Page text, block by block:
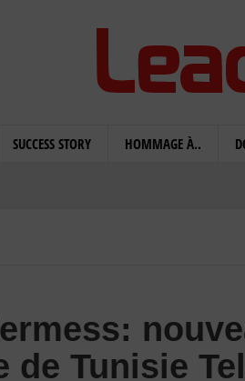
SUCCESS STORY HOMMAGE À..
de Tunisie